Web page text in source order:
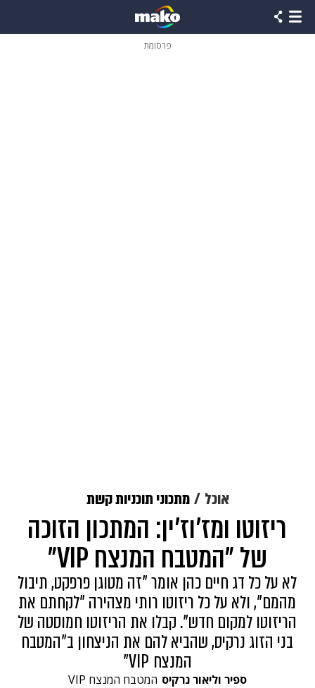
פרסומת
אוכל מתכוני תוכניות קשת
ריזוטו ומז'וז'ין: המתכון הזוכה
של "המטבח המנצח VIP"
לא על כל דג חיים כהן אומר "זה מטוגן פרפקט, תיבול
מהמם", ולא על כל ריזוטו רותי מצהירה "לקחתם את
הריזוטו למקום חדש". קבלו את הריזוטו חמוסטה של
בני הזוג נרקיס, שהביא להם את הניצחון ב"המטבח
המנצח VIP"
ספיר וליאור נרקיס המטבח המנצח VIP